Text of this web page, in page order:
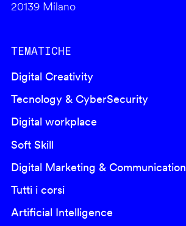
20139 Milano
TEMATICHE
Digital Creativity
Tecnology & CyberSecurity
Digital workplace
Soft Skill
Digital Marketing & Communication
Tutti i corsi
Artificial Intelligence